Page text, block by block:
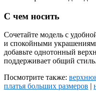
С чем носить
Сочетайте модель с
и спокойными
добавьте однотонный
поддерживает общий стиль.
Посмотрите также:
платья больших размеров |